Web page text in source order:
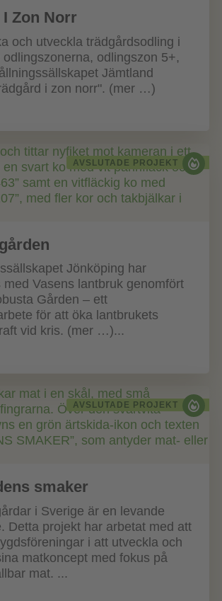
Zon Norr
och utveckla trädgårdsodling i
odlingszon 5+,
Jämtland
i zon norr". (mer …)
AVSLUTADE PROJEKT
Jönköping har
med Vasens lantbruk genomfört
Gården – ett
för att öka lantbrukets
vid kris. (mer …)...
AVSLUTADE PROJEKT
smaker
i Sverige är en levande
Detta projekt har arbetat med att
i att utveckla och
matkoncept med fokus på
mat. ...